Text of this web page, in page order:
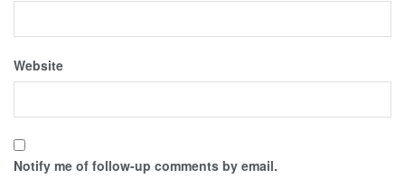
Website
Notify me of follow-up comments by email.